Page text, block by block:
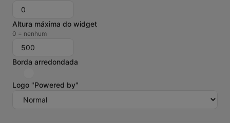
Altura máxima do widget
0 = nenhum
Borda arredondada
Logo "Powered by"